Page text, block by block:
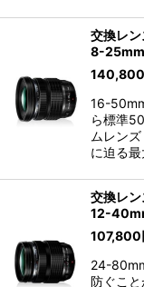
交換レ
8-
140,800
16-
ら標準
ムレン
に迫る
交換レ
12-
107,800
24-
防ぐこ